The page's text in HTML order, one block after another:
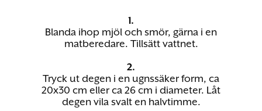
1.
Blanda ihop mjöl och smör, gärna i en
matberedare. Tillsätt vattnet.
2.
Tryck ut degen i en ugnssäker form, ca
20x30 cm eller ca 26 cm i diameter. Låt
degen vila svalt en halvtimme.